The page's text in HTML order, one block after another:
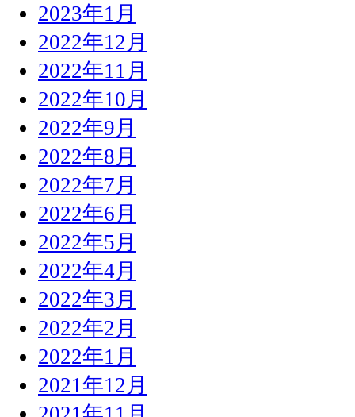
2023年1月
2022年12月
2022年11月
2022年10月
2022年9月
2022年8月
2022年7月
2022年6月
2022年5月
2022年4月
2022年3月
2022年2月
2022年1月
2021年12月